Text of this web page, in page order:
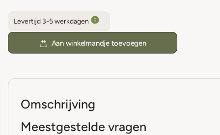
Levertijd 3-5 werkdagen
Aan winkelmandje toevoegen
Omschrijving
Meestgestelde vragen